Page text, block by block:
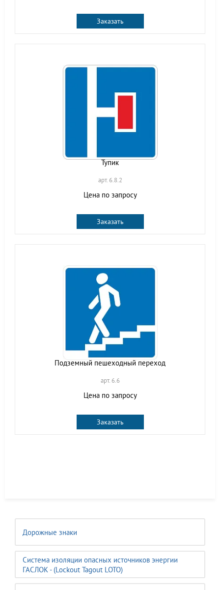
Дорожные знаки
Система изоляции опасных источников энергии
ГАСЛОК - (Lockout Tagout LOTO)
Заказать
Тупик
арт. 6.8.2
Цена по запросу
Заказать
Подземный пешеходный переход
арт. 6.6
Цена по запросу
Заказать